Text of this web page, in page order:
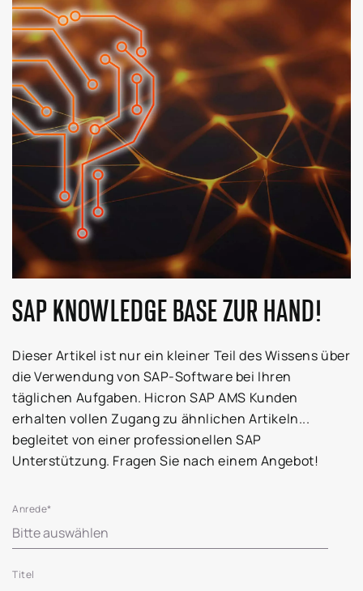
SAP KNOWLEDGE BASE ZUR HAND!
Dieser Artikel ist nur ein kleiner Teil des Wissens über
die Verwendung von SAP-Software bei Ihren
täglichen Aufgaben. Hicron SAP AMS Kunden
erhalten vollen Zugang zu ähnlichen Artikeln...
begleitet von einer professionellen SAP
Unterstützung. Fragen Sie nach einem Angebot!
Anrede*
Titel